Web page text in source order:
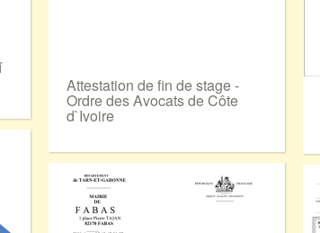
Attestation de fin de stage -
Ordre des Avocats de Côte
d`Ivoire